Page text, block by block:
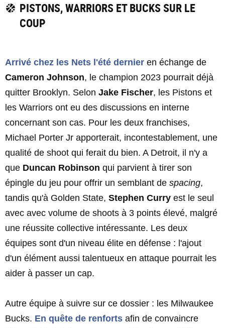
PISTONS, WARRIORS ET BUCKS SUR LE
COUP
Arrivé chez les Nets l'été dernier en échange de
Cameron Johnson, le champion 2023 pourrait déjà
quitter Brooklyn. Selon Jake Fischer, les Pistons et
les Warriors ont eu des discussions en interne
concernant son cas. Pour les deux franchises,
Michael Porter Jr apporterait, incontestablement, une
qualité de shoot qui ferait du bien. A Detroit, il n'y a
que Duncan Robinson qui parvient à tirer son
épingle du jeu pour offrir un semblant de spacing,
tandis qu'à Golden State, Stephen Curry est le seul
avec avec volume de shoots à 3 points élevé, malgré
une réussite collective intéressante. Les deux
équipes sont d'un niveau élite en défense : l'ajout
d'un élément aussi talentueux en attaque pourrait les
aider à passer un cap.
Autre équipe à suivre sur ce dossier : les Milwaukee
Bucks. En quête de renforts afin de convaincre